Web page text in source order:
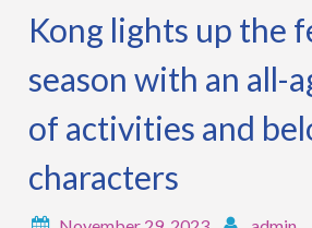
Kong lights up the
season with an all-
of activities and
characters